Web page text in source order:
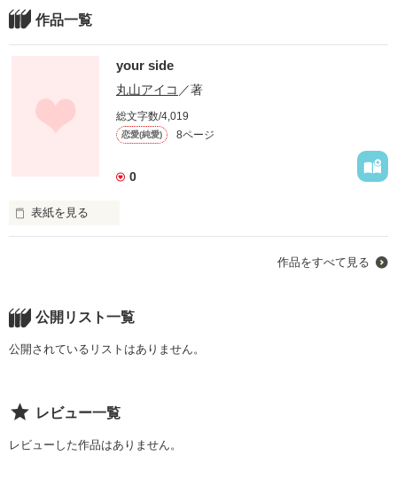
作品一覧
your side
丸山アイコ ／著
総文字数/4,019
恋愛(純愛) 8ページ
0
表紙を見る
作品をすべて見る
公開リスト一覧
公開されているリストはありません。
レビュー一覧
レビューした作品はありません。